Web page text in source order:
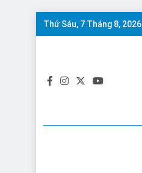
Skip
Thứ Sáu, 7 Tháng 8, 2026